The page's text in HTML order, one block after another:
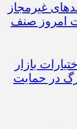
غیرمجاز
امروز صنف
بازار
در حمایت